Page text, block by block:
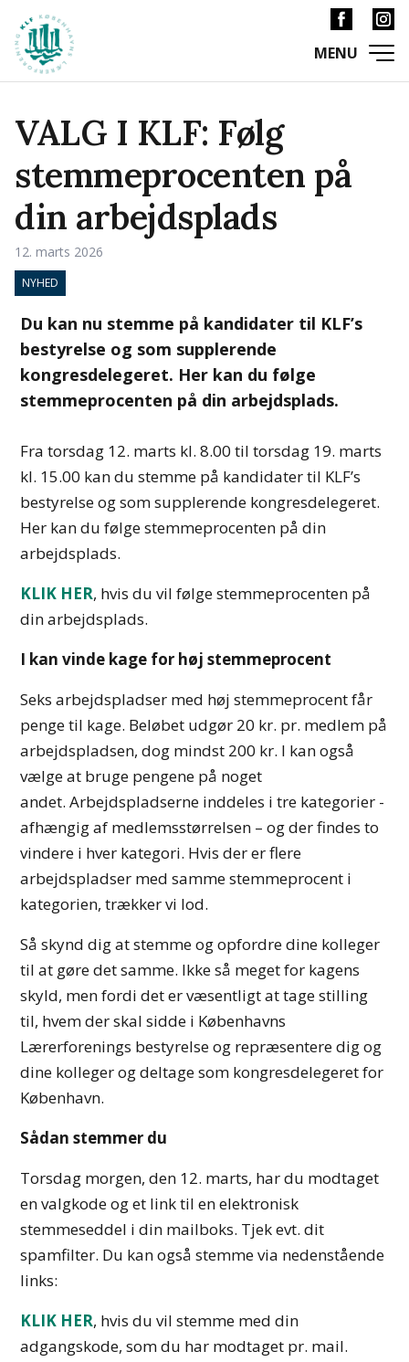
VALG I KLF: Følg
stemmeprocenten på
din arbejdsplads
12. marts 2026
NYHED
Du kan nu stemme på kandidater til KLF’s
bestyrelse og som supplerende
kongresdelegeret. Her kan du følge
stemmeprocenten på din arbejdsplads.
Fra torsdag 12. marts kl. 8.00 til torsdag 19. marts
kl. 15.00 kan du stemme på kandidater til KLF’s
bestyrelse og som supplerende kongresdelegeret.
Her kan du følge stemmeprocenten på din
arbejdsplads.
KLIK HER, hvis du vil følge stemmeprocenten på
din arbejdsplads.
I kan vinde kage for høj stemmeprocent
Seks arbejdspladser med høj stemmeprocent får
penge til kage. Beløbet udgør 20 kr. pr. medlem på
arbejdspladsen, dog mindst 200 kr. I kan også
vælge at bruge pengene på noget
andet. Arbejdspladserne inddeles i tre kategorier -
afhængig af medlemsstørrelsen – og der findes to
vindere i hver kategori. Hvis der er flere
arbejdspladser med samme stemmeprocent i
kategorien, trækker vi lod.
Så skynd dig at stemme og opfordre dine kolleger
til at gøre det samme. Ikke så meget for kagens
skyld, men fordi det er væsentligt at tage stilling
til, hvem der skal sidde i Københavns
Lærerforenings bestyrelse og repræsentere dig og
dine kolleger og deltage som kongresdelegeret for
København.
Sådan stemmer du
Torsdag morgen, den 12. marts, har du modtaget
en valgkode og et link til en elektronisk
stemmeseddel i din mailboks. Tjek evt. dit
spamfilter. Du kan også stemme via nedenstående
links:
KLIK HER, hvis du vil stemme med din
adgangskode, som du har modtaget pr. mail.